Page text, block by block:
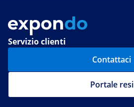
Servizio clienti
Contattaci
Portale resi